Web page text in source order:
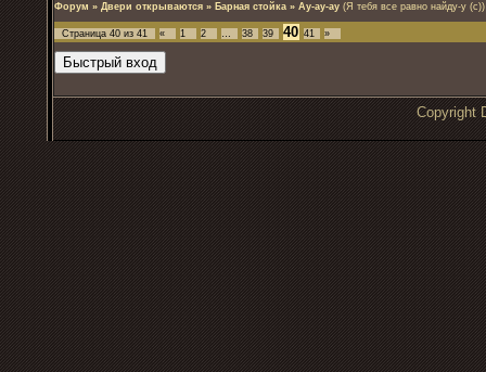
Форум » Двери открываются » Барная стойка » Ау-ау-ау (Я тебя все равно найду-у (с))
Страница 40 из 41 « 1 2 … 38 39 40 41 »
Copyright